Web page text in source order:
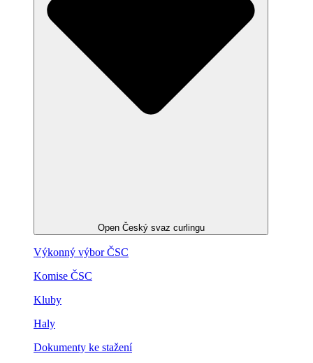
Open Český svaz curlingu
Výkonný výbor ČSC
Komise ČSC
Kluby
Haly
Dokumenty ke stažení